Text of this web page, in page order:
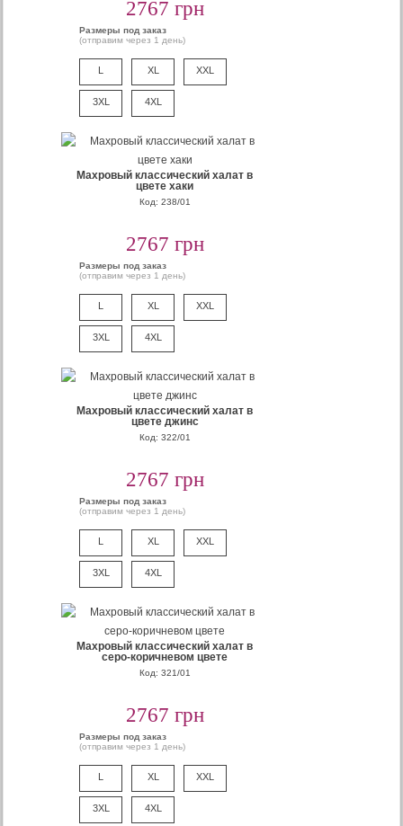
2767 грн
Размеры под заказ
(отправим через 1 день)
L XL XXL
3XL 4XL
Махровый классический халат в
цвете хаки
Код: 238/01
2767 грн
Размеры под заказ
(отправим через 1 день)
L XL XXL
3XL 4XL
Махровый классический халат в
цвете джинс
Код: 322/01
2767 грн
Размеры под заказ
(отправим через 1 день)
L XL XXL
3XL 4XL
Махровый классический халат в
серо-коричневом цвете
Код: 321/01
2767 грн
Размеры под заказ
(отправим через 1 день)
L XL XXL
3XL 4XL